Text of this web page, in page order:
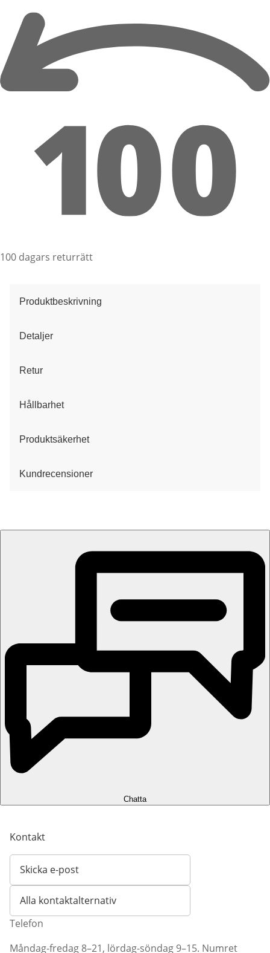
100 dagars returrätt
Produktbeskrivning
Detaljer
Retur
Hållbarhet
Produktsäkerhet
Kundrecensioner
Chatta
Kontakt
Skicka e-post
Öppnar e-postklient
Alla kontaktalternativ
Telefon
Måndag-fredag 8–21, lördag-söndag 9–15. Numret